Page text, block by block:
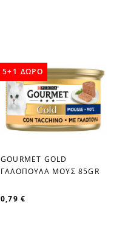
favorite_border
GOURMET GOLD
ΓΑΛΟΠΟΥΛΑ ΜΟΥΣ 85GR
0,79 €
5+1 ΔΩΡΟ